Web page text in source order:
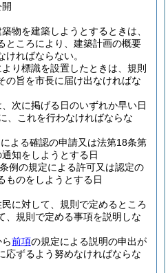
物を建築しようとするときは、
ところにより、建築計画の概要
ればならない。
り標識を設置したときは、規則
の旨を市長に届け出なければな
次に掲げる日のいずれか早い日
、これを行わなければならな
よる確認の申請又は法第18条第
知をしようとする日
例の規定による許可又は認定の
ものをしようとする日
に対して、規則で定めるところ
、規則で定める事項を説明しな
前項の規定による説明の申出が
応ずるよう努めなければならな